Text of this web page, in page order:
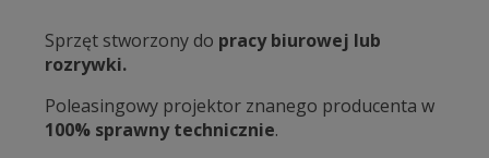
Sprzęt stworzony do pracy biurowej lub
rozrywki.
Poleasingowy projektor znanego producenta w
100% sprawny technicznie.